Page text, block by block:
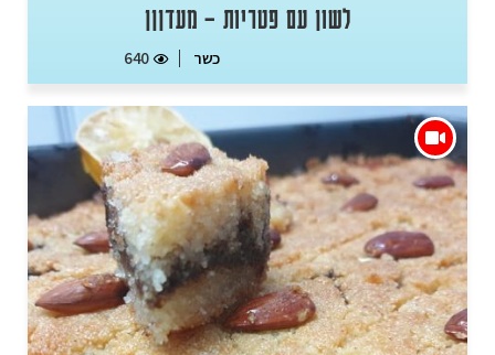
לשון עם פטריות – מעדןןן
כשר 640